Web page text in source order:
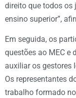
direito que todos os
ensino superior”,
Em seguida, os
questões ao MEC e
auxiliar os gestores
Os representantes
trabalho formado